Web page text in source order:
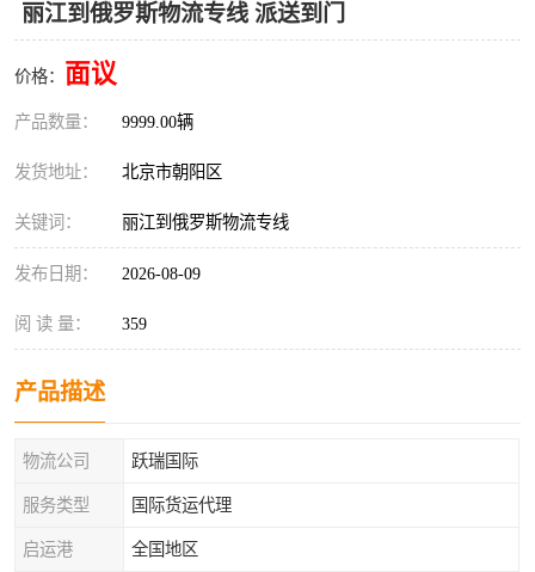
丽江到俄罗斯物流专线 派送到门
价格： 面议
产品数量： 9999.00辆
发货地址： 北京市朝阳区
关键词： 丽江到俄罗斯物流专线
发布日期： 2026-08-09
阅 读 量： 359
产品描述
物流公司 跃瑞国际
服务类型 国际货运代理
启运港 全国地区